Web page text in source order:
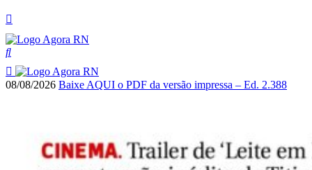
08/08/2026 Baixe AQUI o PDF da versão impressa – Ed. 2.388